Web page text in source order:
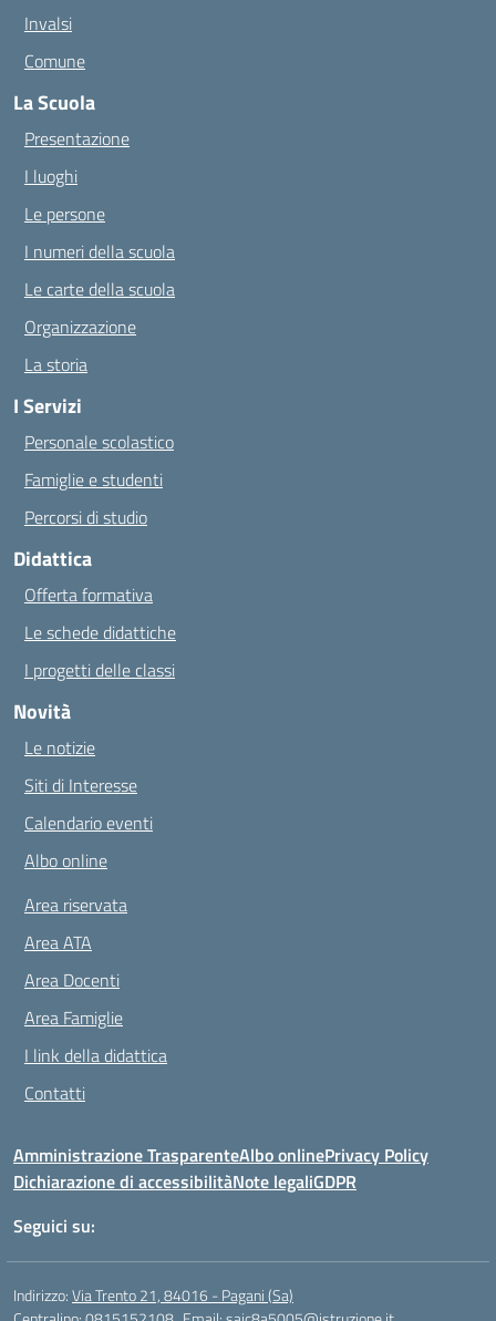
Invalsi
Comune
La Scuola
Presentazione
I luoghi
Le persone
I numeri della scuola
Le carte della scuola
Organizzazione
La storia
I Servizi
Personale scolastico
Famiglie e studenti
Percorsi di studio
Didattica
Offerta formativa
Le schede didattiche
I progetti delle classi
Novità
Le notizie
Siti di Interesse
Calendario eventi
Albo online
Area riservata
Area ATA
Area Docenti
Area Famiglie
I link della didattica
Contatti
Amministrazione TrasparenteAlbo onlinePrivacy Policy
Dichiarazione di accessibilitàNote legaliGDPR
Seguici su:
Indirizzo:Via Trento 21, 84016 - Pagani (Sa)